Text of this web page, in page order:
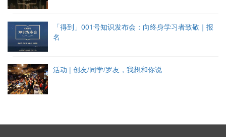
「得到」001号知识发布会：向终身学习者致敬｜报
名
活动 | 创友/同学/罗友，我想和你说